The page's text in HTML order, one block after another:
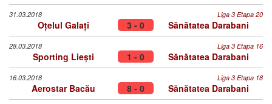
31.03.2018 Liga 3 Etapa 20
Oțelul Galați 3 - 0 Sănătatea Darabani
28.03.2018 Liga 3 Etapa 16
Sporting Liești 1 - 0 Sănătatea Darabani
16.03.2018 Liga 3 Etapa 18
Aerostar Bacău 8 - 0 Sănătatea Darabani